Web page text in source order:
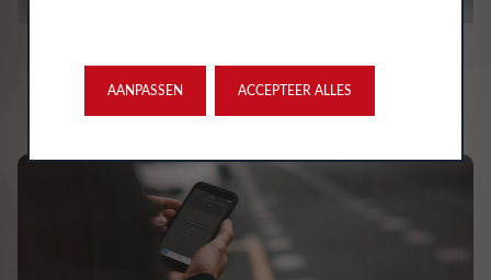
AANPASSEN ACCEPTEER ALLES